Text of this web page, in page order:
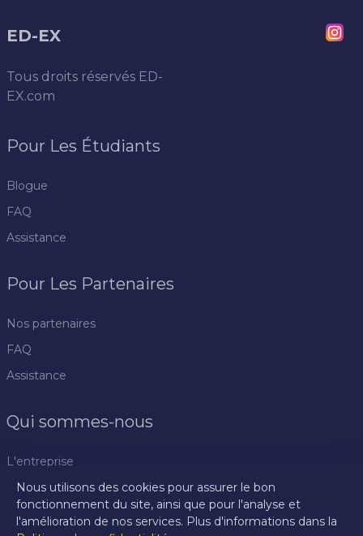
ED-EX
Tous droits réservés ED-
EX.com
Pour Les Étudiants
Blogue
FAQ
Assistance
Pour Les Partenaires
Nos partenaires
FAQ
Assistance
Qui sommes-nous
L'entreprise
Politique de confidentialité
Règlement
Nous utilisons des cookies pour assurer le bon
fonctionnement du site, ainsi que pour l'analyse et
l'amélioration de nos services. Plus d'informations dans la